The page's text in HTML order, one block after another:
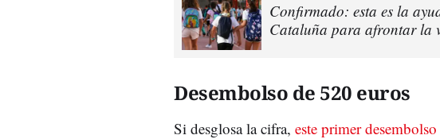
Confirmado: esta es la
Cataluña para afrontar la
Desembolso de 520 euros
Si desglosa la cifra, este primer